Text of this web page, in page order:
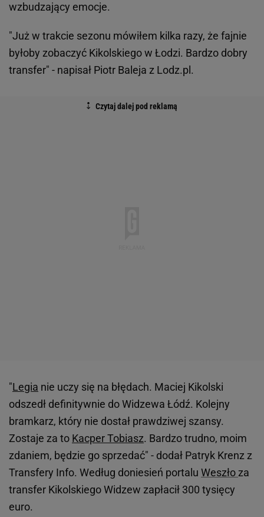
wzbudzający emocje.
"Już w trakcie sezonu mówiłem kilka razy, że fajnie
byłoby zobaczyć Kikolskiego w Łodzi. Bardzo dobry
transfer" - napisał Piotr Baleja z Lodz.pl.
"Legia nie uczy się na błędach. Maciej Kikolski
odszedł definitywnie do Widzewa Łódź. Kolejny
bramkarz, który nie dostał prawdziwej szansy.
Zostaje za to Kacper Tobiasz. Bardzo trudno, moim
zdaniem, będzie go sprzedać" - dodał Patryk Krenz z
Transfery Info. Według doniesień portalu Weszłoza
transfer Kikolskiego Widzew zapłacił 300 tysięcy
euro.